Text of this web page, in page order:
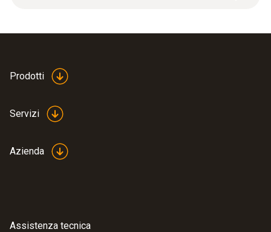
32 mm
Diametro
Prodotti
Servizi
Azienda
Assistenza tecnica